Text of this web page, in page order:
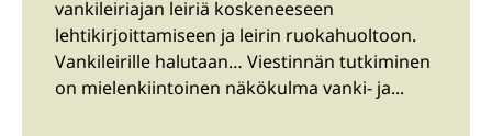
vankileiriajan leiriä koskeneeseen
lehtikirjoittamiseen ja leirin ruokahuoltoon.
Vankileirille halutaan… Viestinnän tutkiminen
on mielenkiintoinen näkökulma vanki- ja...